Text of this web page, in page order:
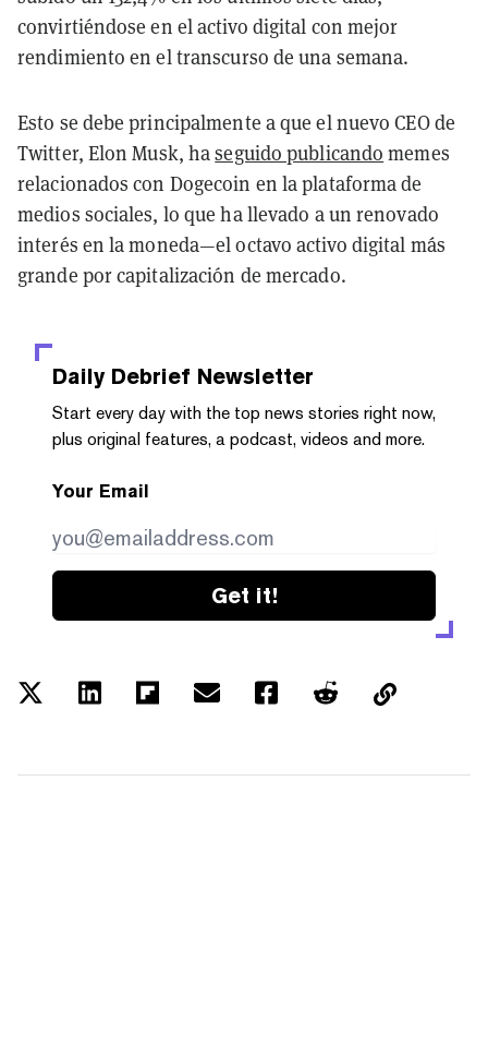
convirtiéndose en el activo digital con mejor
rendimiento en el transcurso de una semana.
Esto se debe principalmente a que el nuevo CEO de
Twitter, Elon Musk, haseguido publicando memes
relacionados con Dogecoin en la plataforma de
medios sociales, lo que ha llevado a un renovado
interés en la moneda—el octavo activo digital más
grande por capitalización de mercado.
Daily Debrief Newsletter
Start every day with the top news stories right now,
plus original features, a podcast, videos and more.
Your Email
Get it!